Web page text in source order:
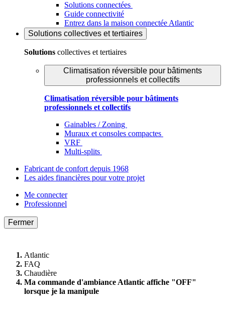
Solutions connectées
Guide connectivité
Entrez dans la maison connectée Atlantic
Solutions collectives et tertiaires
Solutions collectives et tertiaires
Climatisation réversible pour bâtiments
professionnels et collectifs
Climatisation réversible pour bâtiments
professionnels et collectifs
Gainables / Zoning
Muraux et consoles compactes
VRF
Multi-splits
Fabricant de confort depuis 1968
Les aides financières pour votre projet
Me connecter
Professionnel
Fermer
Atlantic
FAQ
Chaudière
Ma commande d'ambiance Atlantic affiche "OFF"
lorsque je la manipule